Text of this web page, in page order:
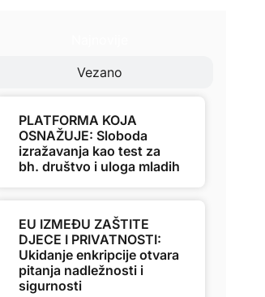
Vezano
PLATFORMA KOJA
OSNAŽUJE: Sloboda
izražavanja kao test za
bh. društvo i uloga mladih
EU IZMEĐU ZAŠTITE
DJECE I PRIVATNOSTI:
Ukidanje enkripcije otvara
pitanja nadležnosti i
sigurnosti